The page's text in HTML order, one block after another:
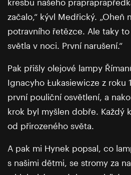
kresbu našeho
začalo,“ kývl Medřický. „Oheň
potravního řetězce. Ale taky
světla v noci. První narušení.“
Pak přišly olejové lampy
Ignacyho Łukasiewicze z roku
první pouliční osvětlení, a
krok byl myšlen dobře. Každý
od přirozeného světa.
A pak mi Hynek popsal, co
s našimi dětmi, se stromy za